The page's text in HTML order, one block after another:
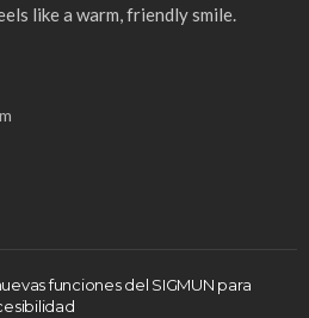
like a warm, friendly smile.
funciones del SIGMUN para